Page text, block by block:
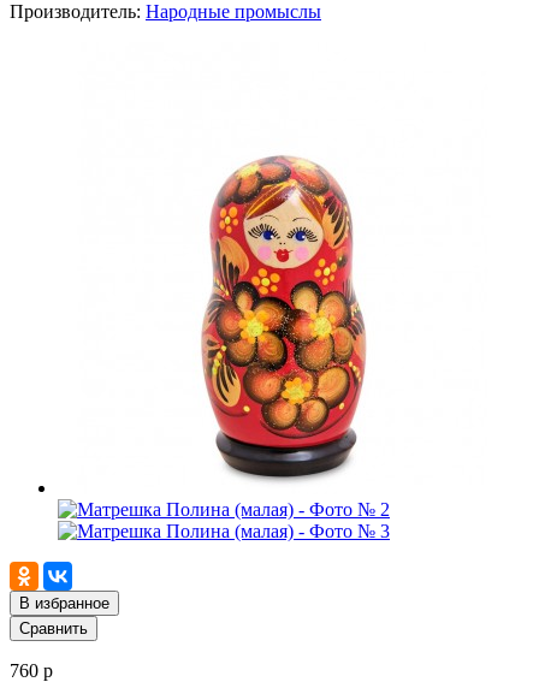
Производитель: Народные промыслы
В избранное
Сравнить
760 р